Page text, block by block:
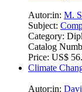
Autor:in: M.
Subject:
Category:
Catalog
Price: US$
Climate
Autor:in: